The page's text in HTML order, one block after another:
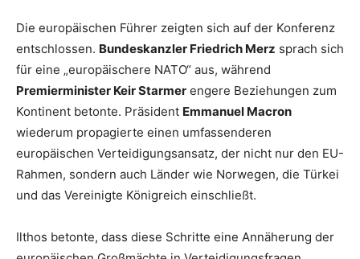
Die europäischen Führer zeigten sich auf der Konferenz
entschlossen. Bundeskanzler Friedrich Merz sprach sich
für eine „europäischere NATO“ aus, während
Premierminister Keir Starmer engere Beziehungen zum
Kontinent betonte. Präsident Emmanuel Macron
wiederum propagierte einen umfassenderen
europäischen Verteidigungsansatz, der nicht nur den EU-
Rahmen, sondern auch Länder wie Norwegen, die Türkei
und das Vereinigte Königreich einschließt.
Ilthos betonte, dass diese Schritte eine Annäherung der